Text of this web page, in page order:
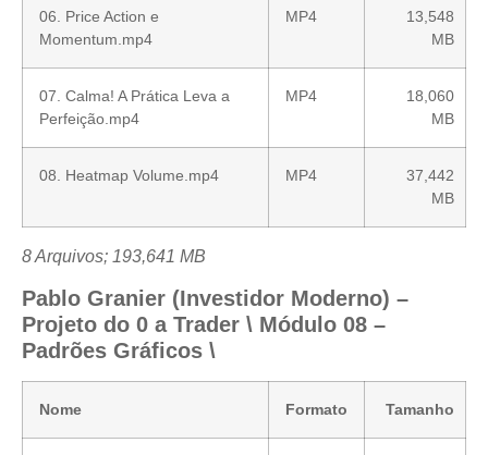
06. Price Action e
Momentum.mp4
MP4
13,548
MB
07. Calma! A Prática Leva a
Perfeição.mp4
MP4
18,060
MB
08. Heatmap Volume.mp4 MP4
37,442
MB
8 Arquivos; 193,641 MB
Pablo Granier (Investidor Moderno) –
Projeto do 0 a Trader \ Módulo 08 –
Padrões Gráficos \
Nome Formato Tamanho